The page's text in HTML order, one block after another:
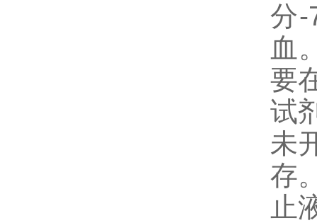
分-
血
要
试
未
存
止